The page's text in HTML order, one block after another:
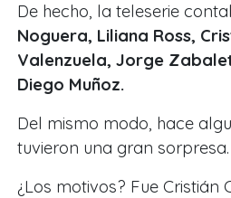
De hecho, la teleserie
Noguera, Liliana Ross,
Valenzuela, Jorge
Diego Muñoz.
Del mismo modo, hace
tuvieron una gran sorpresa.
¿Los motivos? Fue